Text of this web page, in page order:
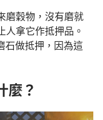
磨穀物 ， 沒有磨就
人拿它作抵押品 。
石做抵押 ， 因為這
麼？